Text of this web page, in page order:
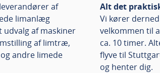
af
limanlæg
af maskiner
af limtræ,
andre limede
Alt det
Vi kører
velkommen til
ca. 10 timer.
flyve til
og henter dig.